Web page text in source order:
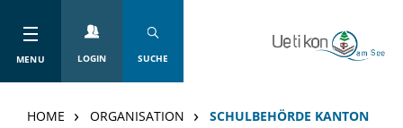
zur Startseite
Direkt zur Hauptnavigation
Direkt zum Inhalt
Direkt zur Suche
Direkt zum Stichwortverzeichnis
Kopfzeile
MENU LOGIN SUCHE
HOME ORGANISATION SCHULBEHÖRDE KANTON